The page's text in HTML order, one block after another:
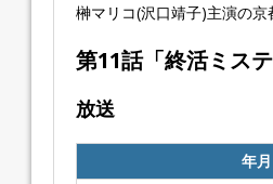
榊マリコ(沢口靖子)主演の京
第11話「終活ミス
放送
年